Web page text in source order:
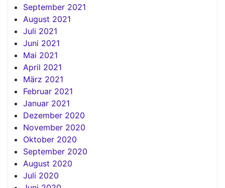
September 2021
August 2021
Juli 2021
Juni 2021
Mai 2021
April 2021
März 2021
Februar 2021
Januar 2021
Dezember 2020
November 2020
Oktober 2020
September 2020
August 2020
Juli 2020